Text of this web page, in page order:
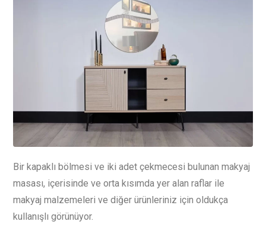
Bir kapaklı bölmesi ve iki adet çekmecesi bulunan makyaj
masası, içerisinde ve orta kısımda yer alan raflar ile
makyaj malzemeleri ve diğer ürünleriniz için oldukça
kullanışlı görünüyor.